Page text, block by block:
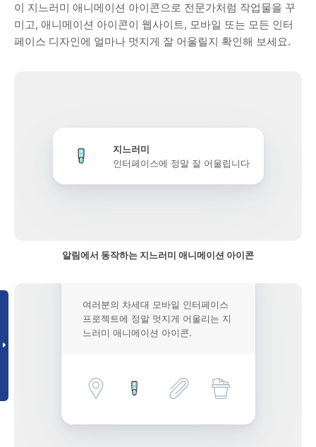
이 지느러미 애니메이션 아이콘으로 전문가처럼 작업물을 꾸
미고, 애니메이션 아이콘이 웹사이트, 모바일 또는 모든 인터
페이스 디자인에 얼마나 멋지게 잘 어울릴지 확인해 보세요.
지느러미
인터페이스에 정말 잘 어울립니다
알림에서 동작하는 지느러미 애니메이션 아이콘
여러분의 차세대 모바일 인터페이스
프로젝트에 정말 멋지게 어울리는 지
느러미 애니메이션 아이콘.